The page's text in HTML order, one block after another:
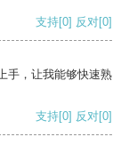
支持[0] 反对[0]
手，让我能够快速熟
支持[0] 反对[0]